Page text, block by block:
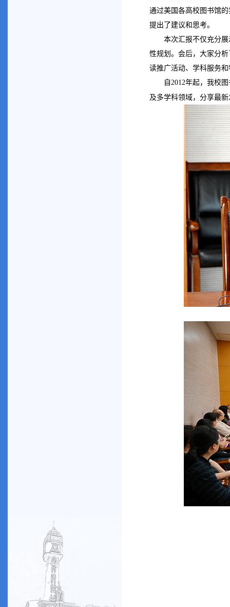
通过美国各高校图书馆
提出了建议和思考。
本次汇报不仅充分
性规划。会后，大家分
读推广活动、学科服务
自2012年起，我校
及多学科领域，分享最